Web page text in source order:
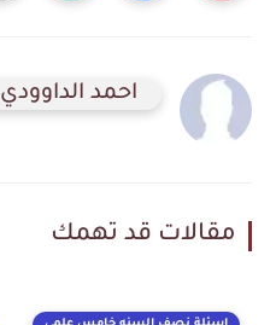
احمد الداوودي
مقالات قد تهمك